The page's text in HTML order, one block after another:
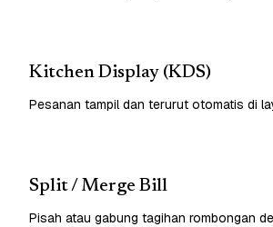
Kitchen Display (KDS)
Pesanan tampil dan terurut otomatis di
Split / Merge Bill
Pisah atau gabung tagihan rombongan